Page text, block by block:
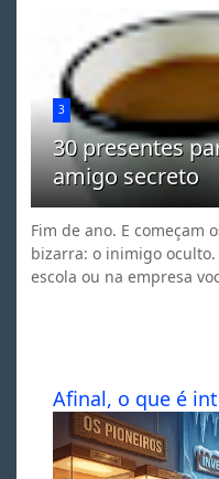
3
30 presentes
amigo secreto
Fim de ano. E começam
bizarra: o inimigo
escola ou na empresa
Afinal, o que é